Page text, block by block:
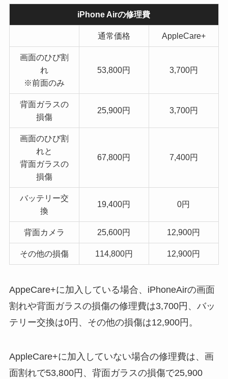
iPhone Airの修理費
通常価格 AppleCare+
画面のひび割
れ
※前面のみ
53,800円 3,700円
背面ガラスの
損傷
25,900円 3,700円
画面のひび割
れと
背面ガラスの
損傷
67,800円 7,400円
バッテリー交
換
19,400円 0円
背面カメラ 25,600円 12,900円
その他の損傷 114,800円 12,900円
AppeCare+に加入している場合、iPhoneAirの画面
割れや背面ガラスの損傷の修理費は3,700円、バッ
テリー交換は0円、その他の損傷は12,900円。
AppleCare+に加入していない場合の修理費は、画
面割れで53,800円、背面ガラスの損傷で25,900